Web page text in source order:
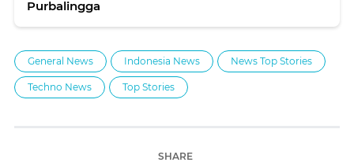
Purbalingga
General News Indonesia News News Top Stories
Techno News Top Stories
SHARE